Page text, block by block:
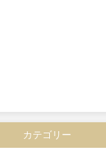
カテゴリー